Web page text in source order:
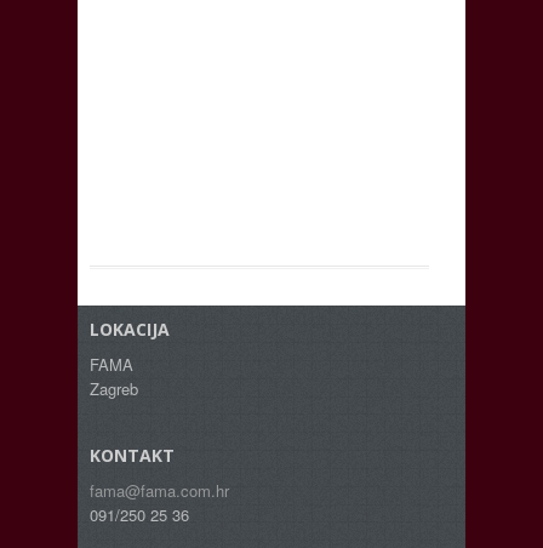
LOKACIJA
FAMA
Zagreb
KONTAKT
fama@fama.com.hr
091/250 25 36